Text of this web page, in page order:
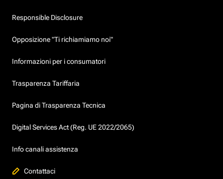
Responsible Disclosure
Opposizione "Ti richiamiamo noi"
Informazioni per i consumatori
Trasparenza Tariffaria
Pagina di Trasparenza Tecnica
Digital Services Act (Reg. UE 2022/2065)
Info canali assistenza
Contattaci